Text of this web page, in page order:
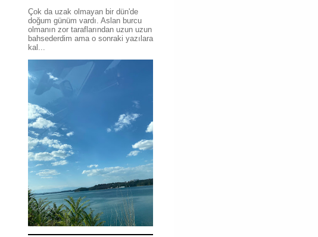
Çok da uzak olmayan bir dün'de
doğum günüm vardı. Aslan burcu
olmanın zor taraflarından uzun uzun
bahsederdim ama o sonraki yazılara
kal...